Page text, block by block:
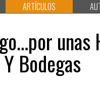
ARTÍCULOS
unas
Bodegas